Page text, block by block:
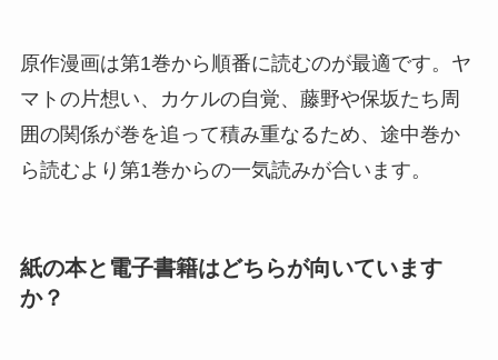
原作漫画は第1巻から順番に読むのが最適です。ヤ
マトの片想い、カケルの自覚、藤野や保坂たち周
囲の関係が巻を追って積み重なるため、途中巻か
ら読むより第1巻からの一気読みが合います。
紙の本と電子書籍はどちらが向いています
か？